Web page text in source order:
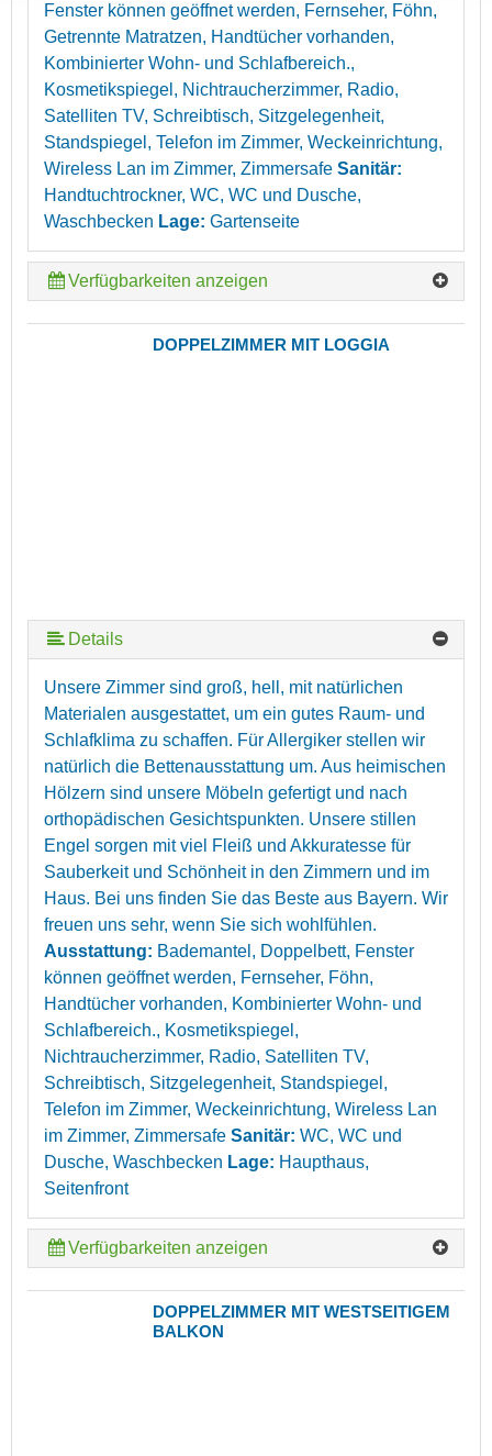
Fenster können geöffnet werden, Fernseher, Föhn,
Getrennte Matratzen, Handtücher vorhanden,
Kombinierter Wohn- und Schlafbereich.,
Kosmetikspiegel, Nichtraucherzimmer, Radio,
Satelliten TV, Schreibtisch, Sitzgelegenheit,
Standspiegel, Telefon im Zimmer, Weckeinrichtung,
Wireless Lan im Zimmer, Zimmersafe Sanitär:
Handtuchtrockner, WC, WC und Dusche,
Waschbecken Lage: Gartenseite
Verfügbarkeiten anzeigen
DOPPELZIMMER MIT LOGGIA
Details
Unsere Zimmer sind groß, hell, mit natürlichen
Materialen ausgestattet, um ein gutes Raum- und
Schlafklima zu schaffen. Für Allergiker stellen wir
natürlich die Bettenausstattung um. Aus heimischen
Hölzern sind unsere Möbeln gefertigt und nach
orthopädischen Gesichtspunkten. Unsere stillen
Engel sorgen mit viel Fleiß und Akkuratesse für
Sauberkeit und Schönheit in den Zimmern und im
Haus. Bei uns finden Sie das Beste aus Bayern. Wir
freuen uns sehr, wenn Sie sich wohlfühlen.
Ausstattung: Bademantel, Doppelbett, Fenster
können geöffnet werden, Fernseher, Föhn,
Handtücher vorhanden, Kombinierter Wohn- und
Schlafbereich., Kosmetikspiegel,
Nichtraucherzimmer, Radio, Satelliten TV,
Schreibtisch, Sitzgelegenheit, Standspiegel,
Telefon im Zimmer, Weckeinrichtung, Wireless Lan
im Zimmer, Zimmersafe Sanitär: WC, WC und
Dusche, Waschbecken Lage: Haupthaus,
Seitenfront
Verfügbarkeiten anzeigen
DOPPELZIMMER MIT WESTSEITIGEM
BALKON